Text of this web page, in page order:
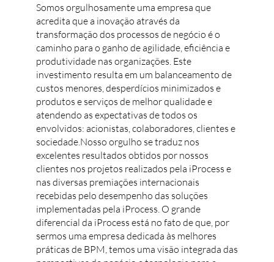
Somos orgulhosamente uma empresa que
acredita que a inovação através da
transformação dos processos de negócio é o
caminho para o ganho de agilidade, eficiência e
produtividade nas organizações. Este
investimento resulta em um balanceamento de
custos menores, desperdícios minimizados e
produtos e serviços de melhor qualidade e
atendendo as expectativas de todos os
envolvidos: acionistas, colaboradores, clientes e
sociedade.Nosso orgulho se traduz nos
excelentes resultados obtidos por nossos
clientes nos projetos realizados pela iProcess e
nas diversas premiações internacionais
recebidas pelo desempenho das soluções
implementadas pela iProcess. O grande
diferencial da iProcess está no fato de que, por
sermos uma empresa dedicada às melhores
práticas de BPM, temos uma visão integrada das